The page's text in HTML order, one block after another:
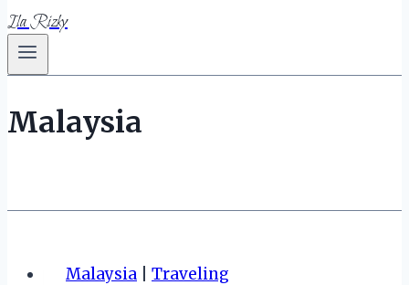
Ila Rizky
Malaysia
Malaysia Traveling